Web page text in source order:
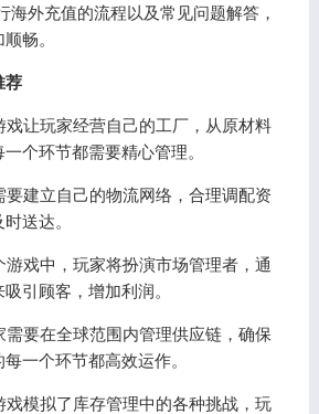
海外充值的流程以及常见问题解答，
畅。
荐
戏让玩家经营自己的工厂，从原材料
个环节都需要精心管理。
要建立自己的物流网络，合理调配资
送达。
游戏中，玩家将扮演市场管理者，通
引顾客，增加利润。
需要在全球范围内管理供应链，确保
一个环节都高效运作。
戏模拟了库存管理中的各种挑战，玩